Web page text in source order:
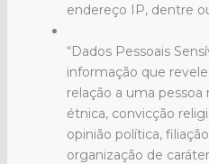
endereço IP, dentre
“Dados Pessoais
informação que
relação a uma pessoa
étnica, convicção
opinião política,
organização de